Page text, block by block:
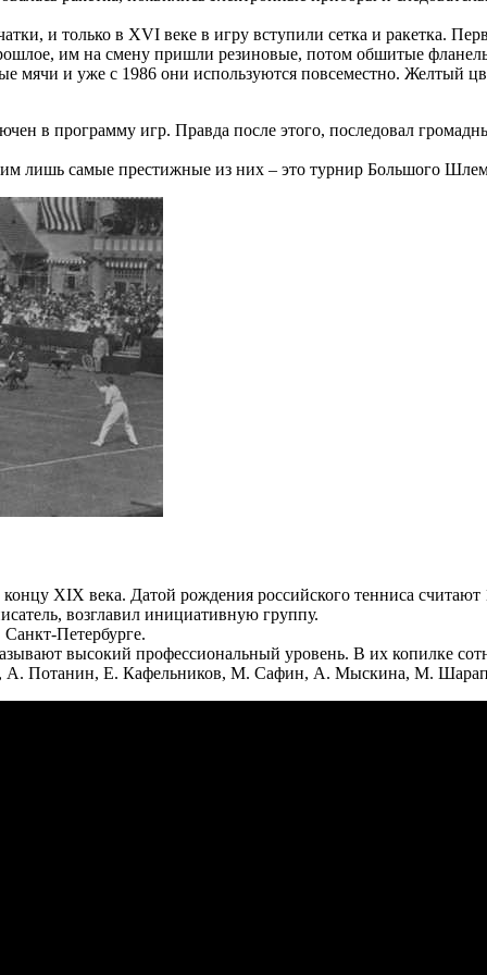
и только в XVI веке в игру вступили сетка и ракетка.
им на смену пришли резиновые, потом обшитые
мячи и уже с 1986 они используются повсеместно. Желтый
в программу игр. Правда после этого, последовал
лишь самые престижные из них – это турнир Большого
XIX века. Датой рождения российского тенниса
возглавил инициативную группу.
Петербурге.
высокий профессиональный уровень. В их копилке
А. Потанин, Е. Кафельников, М. Сафин, А. Мыскина, М.